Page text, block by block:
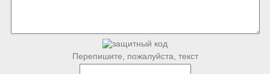
Перепишите, пожалуйста, текст